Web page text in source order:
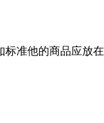
准他的商品应放在